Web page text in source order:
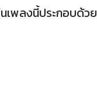
เพลงนี้ประกอบด้วย